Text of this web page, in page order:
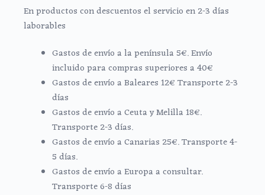
En productos con descuentos el servicio en 2-3 días
laborables
Gastos de envío a la península 5€. Envío
incluido para compras superiores a 40€
Gastos de envío a Baleares 12€ Transporte 2-3
días
Gastos de envío a Ceuta y Melilla 18€.
Transporte 2-3 días.
Gastos de envío a Canarias 25€. Transporte 4-
5 días.
Gastos de envío a Europa a consultar.
Transporte 6-8 días